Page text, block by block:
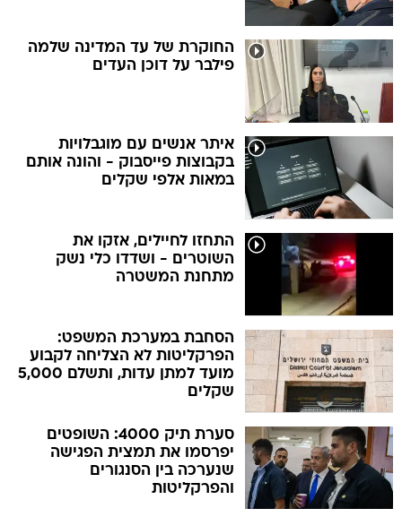
החוקרת של עד המדינה שלמה
פילבר על דוכן העדים
איתר אנשים עם מוגבלויות
בקבוצות פייסבוק - והונה אותם
במאות אלפי שקלים
התחזו לחיילים, אזקו את
השוטרים - ושדדו כלי נשק
מתחנת המשטרה
הסחבת במערכת המשפט:
הפרקליטות לא הצליחה לקבוע
מועד למתן עדות, ותשלם 5,000
שקלים
סערת תיק 4000: השופטים
יפרסמו את תמצית הפגישה
שנערכה בין הסנגורים
והפרקליטות